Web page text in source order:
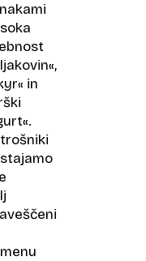
in